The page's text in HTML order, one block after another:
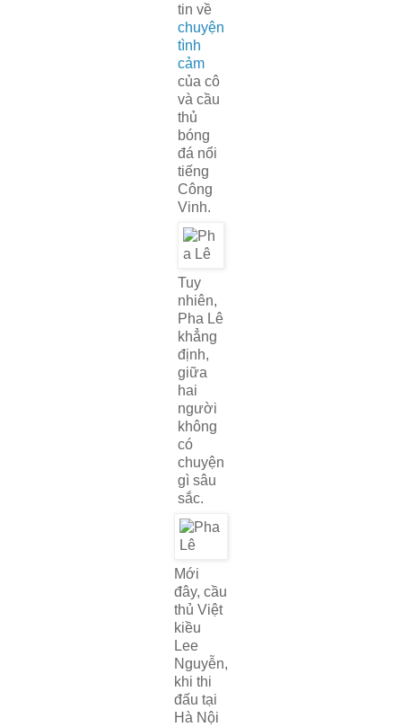
tin về
chuyện
tình
cảm
của cô
và cầu
thủ
bóng
đá nổi
tiếng
Công
Vinh.
Tuy
nhiên,
Pha Lê
khẳng
định,
giữa
hai
người
không
có
chuyện
gì sâu
sắc.
Mới
đây, cầu
thủ Việt
kiều
Lee
Nguyễn,
khi thi
đấu tại
Hà Nội